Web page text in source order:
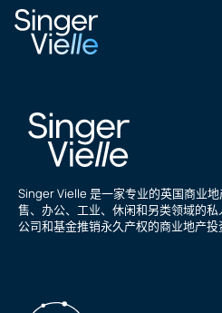
丹尼尔·阿里
Singer Vielle 是一家专业的英国商业
售、办公、工业、休闲和另类领域的
公司和基金推销永久产权的商业地产投